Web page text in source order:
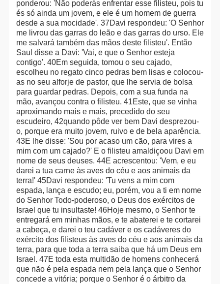
ponderou: 'Não poderás enfrentar esse filisteu, pois tu
és só ainda um jovem, e ele é um homem de guerra
desde a sua mocidade'. 37Davi respondeu: 'O Senhor
me livrou das garras do leão e das garras do urso. Ele
me salvará também das mãos deste filisteu'. Então
Saul disse a Davi: 'Vai, e que o Senhor esteja
contigo'. 40Em seguida, tomou o seu cajado,
escolheu no regato cinco pedras bem lisas e colocou-
as no seu alforje de pastor, que lhe servia de bolsa
para guardar pedras. Depois, com a sua funda na
mão, avançou contra o filisteu. 41Este, que se vinha
aproximando mais e mais, precedido do seu
escudeiro, 42quando pôde ver bem Davi desprezou-
o, porque era muito jovem, ruivo e de bela aparência.
43E lhe disse: 'Sou por acaso um cão, para vires a
mim com um cajado?' E o filisteu amaldiçoou Davi em
nome de seus deuses. 44E acrescentou: 'Vem, e eu
darei a tua carne às aves do céu e aos animais da
terra!' 45Davi respondeu: 'Tu vens a mim com
espada, lança e escudo; eu, porém, vou a ti em nome
do Senhor Todo-poderoso, o Deus dos exércitos de
Israel que tu insultaste! 46Hoje mesmo, o Senhor te
entregará em minhas mãos, e te abaterei e te cortarei
a cabeça, e darei o teu cadáver e os cadáveres do
exército dos filisteus às aves do céu e aos animais da
terra, para que toda a terra saiba que há um Deus em
Israel. 47E toda esta multidão de homens conhecerá
que não é pela espada nem pela lança que o Senhor
concede a vitória; porque o Senhor é o árbitro da